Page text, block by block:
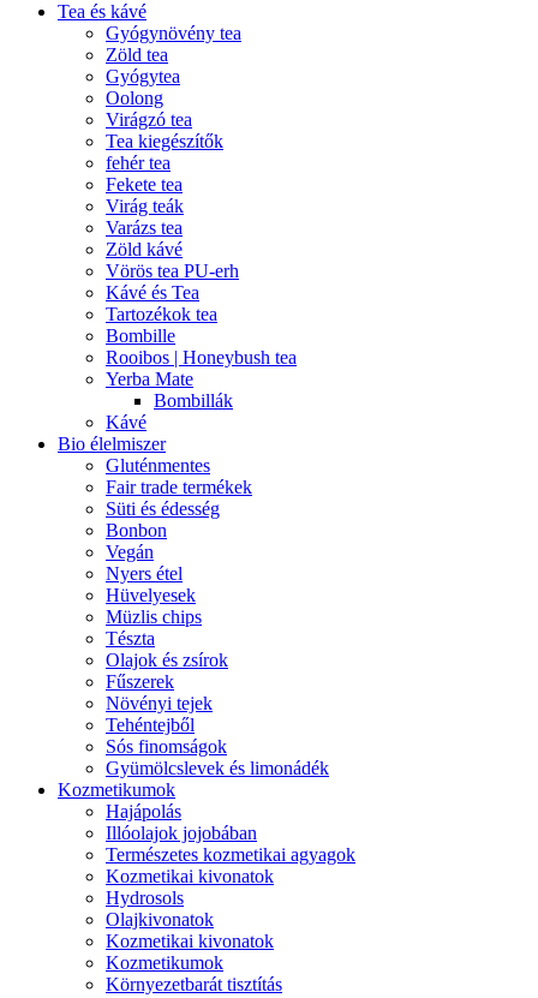
Tea és kávé
Gyógynövény tea
Zöld tea
Gyógytea
Oolong
Virágzó tea
Tea kiegészítők
fehér tea
Fekete tea
Virág teák
Varázs tea
Zöld kávé
Vörös tea PU-erh
Kávé és Tea
Tartozékok tea
Bombille
Rooibos | Honeybush tea
Yerba Mate
Bombillák
Kávé
Bio élelmiszer
Gluténmentes
Fair trade termékek
Süti és édesség
Bonbon
Vegán
Nyers étel
Hüvelyesek
Müzlis chips
Tészta
Olajok és zsírok
Fűszerek
Növényi tejek
Tehéntejből
Sós finomságok
Gyümölcslevek és limonádék
Kozmetikumok
Hajápolás
Illóolajok jojobában
Természetes kozmetikai agyagok
Kozmetikai kivonatok
Hydrosols
Olajkivonatok
Kozmetikai kivonatok
Kozmetikumok
Környezetbarát tisztítás